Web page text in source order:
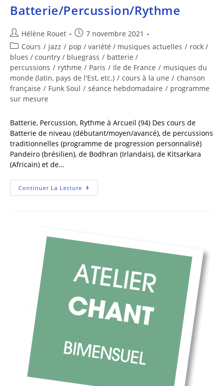
Batterie/Percussion/Rythme
Hélène Rouet
7 novembre 2021
Cours / jazz / pop / variété / musiques actuelles / rock /
blues / country / bluegrass / batterie /
percussions / rythme / Paris / Ile de France / musiques du
monde (latin, pays de l'Est, etc.) / cours à la une / chanson
française / Funk Soul / séance hebdomadaire / programme
sur mesure
Batterie, Percussion, Rythme à Arcueil (94) Des cours de
Batterie de niveau (débutant/moyen/avancé), de percussions
traditionnelles (programme de progression personnalisé)
Pandeiro (brésilien), de Bodhran (Irlandais), de Kitsarkara
(Africain) et de…
Continuer La Lecture